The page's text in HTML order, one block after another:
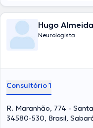
Hugo
Neurologista
Consultório 1
R. Maranhão, 774 -
34580-530, Brasil,